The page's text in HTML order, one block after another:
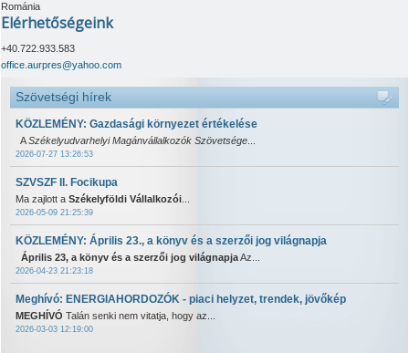
Románia
Elérhetőségeink
+40.722.933.583
office.aurpres@yahoo.com
Szövetségi hírek
KÖZLEMÉNY: Gazdasági környezet értékelése
ASzékelyudvarhelyi Magánvállalkozók Szövetsége
2026-07-27 13:26:53
SZVSZF II. Focikupa
Ma zajlott a Székelyföldi Vállalkozói
2026-05-09 21:25:39
KÖZLEMÉNY: Április 23., a könyv és a szerzői jog világnapja
Április 23, a könyv és a szerzői jog világnapjaAz...
2026-04-23 21:23:18
Meghívó: ENERGIAHORDOZÓK - piaci helyzet, trendek, jövőkép
MEGHÍVÓ Talán senki nem vitatja, hogy az...
2026-03-03 12:19:00